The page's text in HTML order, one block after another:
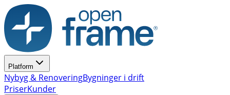
Platform
Nybyg & RenoveringBygninger i drift
PriserKunder